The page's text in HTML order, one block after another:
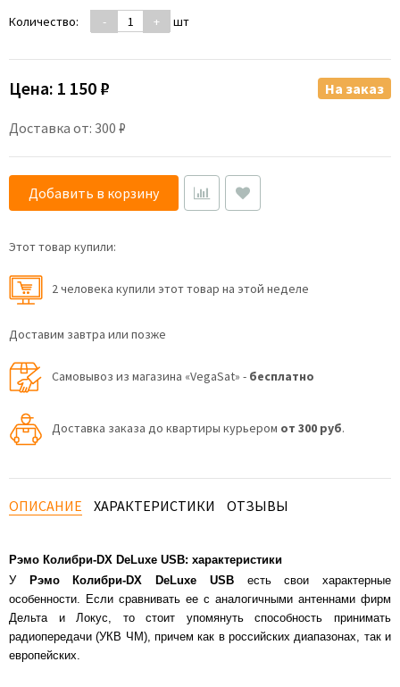
Количество: - + шт
Цена: 1 150 ₽
Доставка от: 300 ₽
На заказ
Добавить в корзину
Этот товар купили:
2 человекa купили этот товар на этой неделе
Доставим завтра или позже
Самовывоз из магазина «VegaSat» - бесплатно
Доставка заказа до квартиры курьером от 300 руб.
ОПИСАНИЕ ХАРАКТЕРИСТИКИ ОТЗЫВЫ
Рэмо Колибри-DX DeLuxe USB: характеристики
У
Рэмо Колибри-DX DeLuxe USB есть свои характерные
особенности. Если сравнивать ее с аналогичными антеннами фирм
Дельта и Локус, то стоит упомянуть способность принимать
радиопередачи (УКВ ЧМ), причем как в российских диапазонах, так и
европейских.